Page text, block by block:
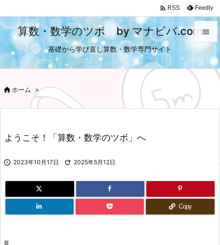
算数・数学のツボ by マナビバ.com
基礎から学び直し算数・数学専門サイト


メニュ

 RSS Feedly
ホーム >
ようこそ！「算数・数学のツボ」へ
 2023年10月17日  2025年5月12日
Copy